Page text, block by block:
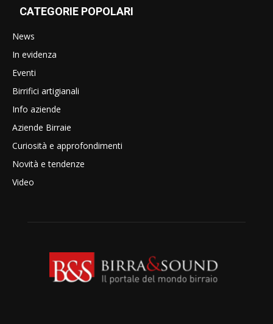
CATEGORIE POPOLARI
News
In evidenza
Eventi
Birrifici artigianali
Info aziende
Aziende Birraie
Curiosità e approfondimenti
Novità e tendenze
Video